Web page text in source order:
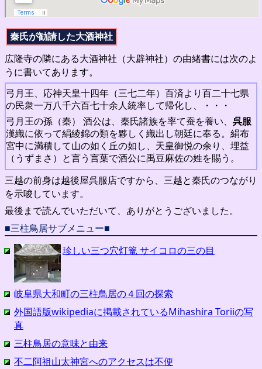
秦氏が勧請した大酒神社
広隆寺の隣にある大酒神社（大辟神社）の由緒書には次のよ
うに書いてあります。
弓月王、応神天皇十四年（三七二年）百済より百二十七県
の民衆一万八千六百七十余人統率して帰化し、・・・
弓月王の孫（秦） 酒公は、秦氏諸族を率て蚕を養い、 呉服
漢織に依って絹綾錦の類を夥しく織出し朝廷に奉る。絹布
宮中に満積して山の如く丘の如し、天皇御悦の余り、埋益
（うずまさ）と言う言葉で酒公に禹豆麻佐の姓を賜う。
三越の前身は越後屋呉服店ですから、三越と秦氏のつながり
を示唆しています。
最後まで読んでいただいて、ありがとうございました。
■三柱鳥居サブメニュー■
珍しい三つ穴灯篭 サイコロの三の目
岐阜県大和町の三柱鳥居の４回の探索
外国語版wikipediaに掲載されているMihashira Toriiの写
真
三柱鳥居の意味と由来
不二阿祖山太神宮へのアクセスは不便